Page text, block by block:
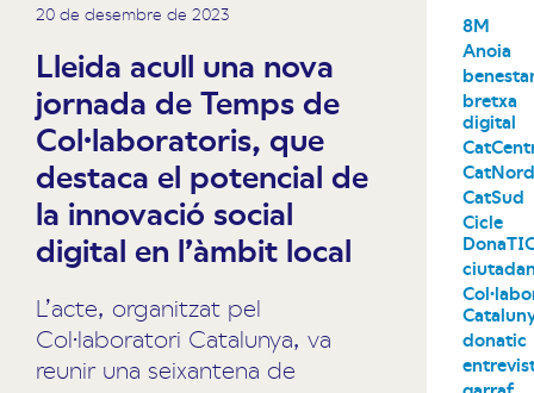
20 de desembre de 2023
Lleida acull una nova
jornada de Temps de
Col·laboratoris, que
destaca el potencial de
la innovació social
digital en l’àmbit local
L’acte, organitzat pel
Col·laboratori Catalunya, va
reunir una seixantena de
8M
Anoia
bretxa
digital
CatSud
Cicle
donatic